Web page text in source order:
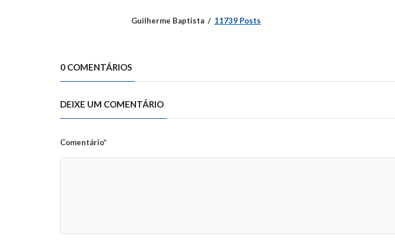
Guilherme Baptista 11739 Posts
0 COMENTÁRIOS
DEIXE UM COMENTÁRIO
Comentário*